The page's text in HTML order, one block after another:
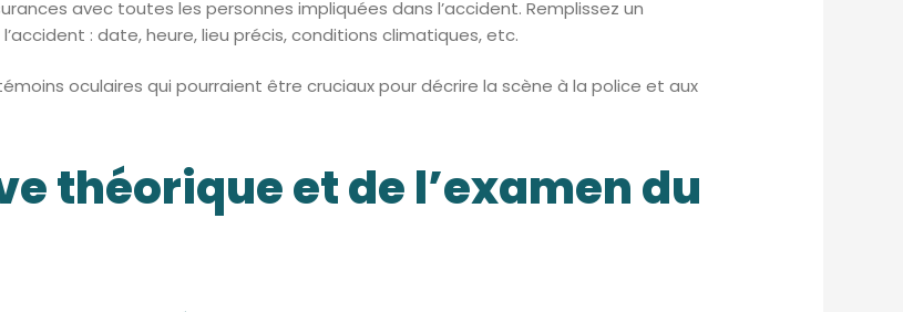
avec toutes les personnes impliquées dans l’accident. Remplissez un
: date, heure, lieu précis, conditions climatiques, etc.
oculaires qui pourraient être cruciaux pour décrire la scène à la police et aux
théorique et de l’examen du